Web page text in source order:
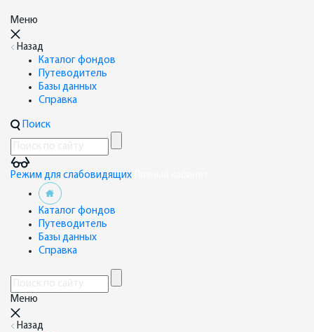
Меню
Назад
Каталог фондов
Путеводитель
Базы данных
Справка
Поиск
Режим для слабовидящих
Каталог фондов
Путеводитель
Базы данных
Справка
Меню
Назад